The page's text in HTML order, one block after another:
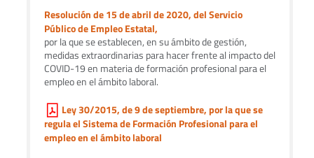
Resolución de 15 de abril de 2020, del Servicio
Público de Empleo Estatal,
por la que se establecen, en su ámbito de gestión,
medidas extraordinarias para hacer frente al impacto del
COVID-19 en materia de formación profesional para el
empleo en el ámbito laboral.
Ley 30/2015, de 9 de septiembre, por la que se
regula el Sistema de Formación Profesional para el
empleo en el ámbito laboral